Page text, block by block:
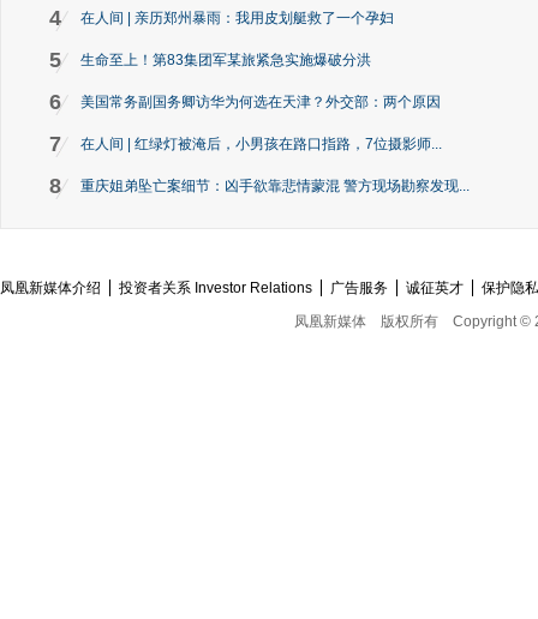
4 在人间 | 亲历郑州暴雨：我用皮划艇救了一个孕妇
5 生命至上！第83集团军某旅紧急实施爆破分洪
6 美国常务副国务卿访华为何选在天津？外交部：两个原因
7 在人间 | 红绿灯被淹后，小男孩在路口指路，7位摄影师...
8 重庆姐弟坠亡案细节：凶手欲靠悲情蒙混 警方现场勘察发现...
凤凰新媒体介绍 投资者关系 Investor Relations 广告服务 诚征英才
保护隐
凤凰新媒体
版权所有 Copyright ©